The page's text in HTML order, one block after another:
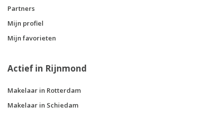
Partners
Mijn profiel
Mijn favorieten
Actief in Rijnmond
Makelaar in Rotterdam
Makelaar in Schiedam